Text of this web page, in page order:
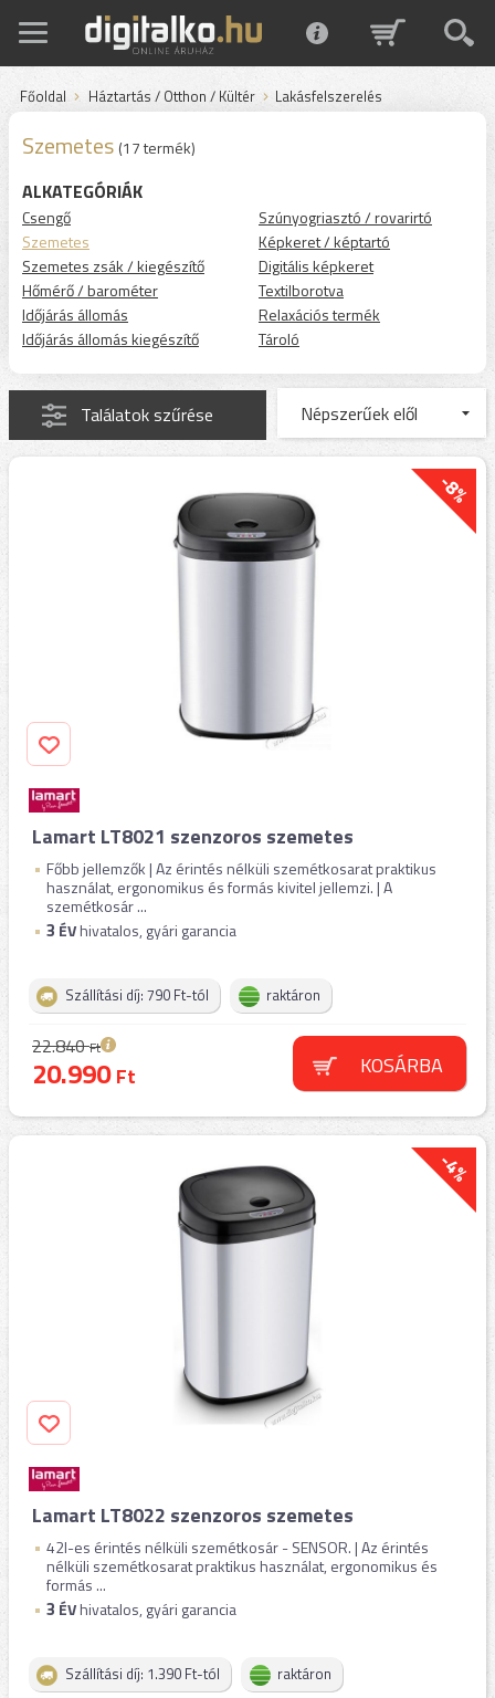
Főoldal Háztartás / Otthon / Kültér Lakásfelszerelés
Szemetes (17 termék)
ALKATEGÓRIÁK
Csengő
Szemetes
Szemetes zsák / kiegészítő
Hőmérő / barométer
Időjárás állomás
Időjárás állomás kiegészítő
Szúnyogriasztó / rovarirtó
Képkeret / képtartó
Digitális képkeret
Textilborotva
Relaxációs termék
Tároló
Találatok szűrése
-8%
Lamart LT8021 szenzoros szemetes
Főbb jellemzők | Az érintés nélküli szemétkosarat praktikus
használat, ergonomikus és formás kivitel jellemzi. | A
szemétkosár ...
3 ÉVhivatalos, gyári garancia
Szállítási díj: 790 Ft-tól raktáron
22.840Ft
20.990Ft KOSÁRBA
-4%
Lamart LT8022 szenzoros szemetes
42l-es érintés nélküli szemétkosár - SENSOR. | Az érintés
nélküli szemétkosarat praktikus használat, ergonomikus és
formás ...
3 ÉVhivatalos, gyári garancia
Szállítási díj: 1.390 Ft-tól raktáron